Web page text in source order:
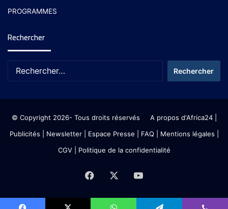
PROGRAMMES
Rechercher
© Copyright 2026- Tous droits réservés A propos d'Africa24|
Publicités
Newsletter| Espace Presse | FAQ | Mentions légales
CGV| Politique de la confidentialité